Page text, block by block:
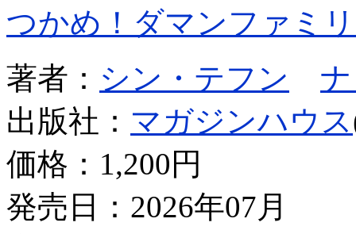
つかめ！ダマンファミ
著者： シン・テフン
出版社： マガジンハウス
価格： 1,200円
発売日：2026年07月